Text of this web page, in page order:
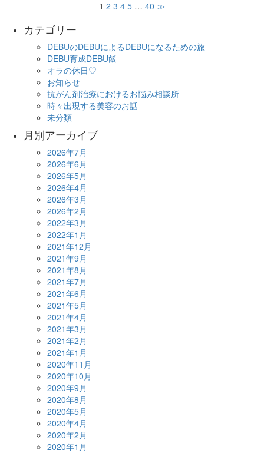
1 2 3 4 5 … 40 ≫
カテゴリー
DEBUのDEBUによるDEBUになるための旅
DEBU育成DEBU飯
オラの休日♡
お知らせ
抗がん剤治療におけるお悩み相談所
時々出現する美容のお話
未分類
月別アーカイブ
2026年7月
2026年6月
2026年5月
2026年4月
2026年3月
2026年2月
2022年3月
2022年1月
2021年12月
2021年9月
2021年8月
2021年7月
2021年6月
2021年5月
2021年4月
2021年3月
2021年2月
2021年1月
2020年11月
2020年10月
2020年9月
2020年8月
2020年5月
2020年4月
2020年2月
2020年1月